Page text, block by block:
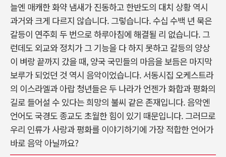
늘엔 매캐한 화약 냄새가 진동하고 한반도의 대치 상황 역시
과거와 크게 다르지 않습니다. 그렇습니다. 수십 수백 년 묵은
갈등이 연주회 두 번으로 하루아침에 해결될 리 없습니다. 그
런데도 외교와 정치가 그 기능을 다 하지 못하고 갈등의 양상
이 벼랑 끝까지 갔을 때, 양국 국민들의 마음을 보듬은 마지막
보루가 되었던 것 역시 음악이었습니다. 서동시집 오케스트라
의 이스라엘과 아랍 청년들은 두 나라가 언젠가 화합과 평화의
길로 들어설 수 있다는 희망의 불씨 같은 존재입니다. 음악엔
언어도 국경도 종교도 초월한 힘이 있기 때문입니다. 그러므로
우리 인류가 사랑과 평화를 이야기하기에 가장 적합한 언어가
바로 음악 아닐까요?